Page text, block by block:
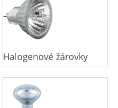
Halogenové žárovky